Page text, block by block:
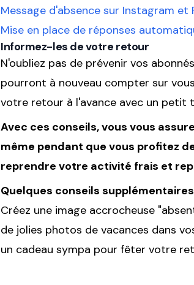
Message d'absence sur Instagram et
Mise en place de réponses
Informez-les de votre retour
N'oubliez pas de prévenir vos
pourront à nouveau compter sur
votre retour à l'avance avec un petit
Avec ces conseils, vous vous
même pendant que vous profitez
reprendre votre activité frais et
Quelques conseils
Créez une image accrocheuse
de jolies photos de vacances dans
un cadeau sympa pour fêter votre